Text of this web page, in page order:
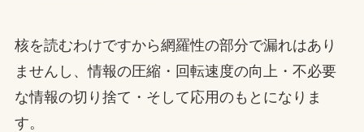
核を読むわけですから網羅性の部分で漏れはあり
ませんし、情報の圧縮・回転速度の向上・不必要
な情報の切り捨て・そして応用のもとになりま
す。